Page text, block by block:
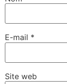
E-mail *
Site web